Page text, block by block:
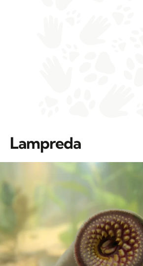
Lampreda